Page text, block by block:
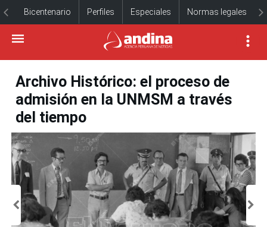
Bicentenario Perfiles Especiales Normas legales
Archivo Histórico: el proceso de
admisión en la UNMSM a través
del tiempo